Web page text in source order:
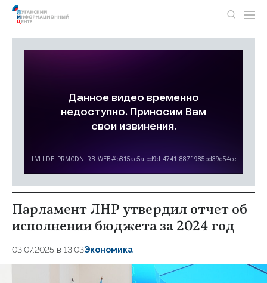
Парламент ЛНР утвердил отчет об
исполнении бюджета за 2024 год
03.07.2025 в 13:03Экономика